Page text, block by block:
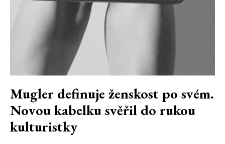
Mugler definuje ženskost po svém.
Novou kabelku svěřil do rukou
kulturistky